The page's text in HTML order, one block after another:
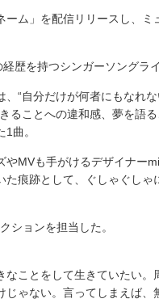
ム」を配信リリースし、ミ
歴を持つシンガーソングライ
“自分だけが何者にもなれな
ることへの違和感、夢を語
曲。
MVも手がけるデザイナー
痕跡として、ぐしゃぐしゃ
ションを担当した。
ことをして生きていたい。
ゃない。言ってしまえば、